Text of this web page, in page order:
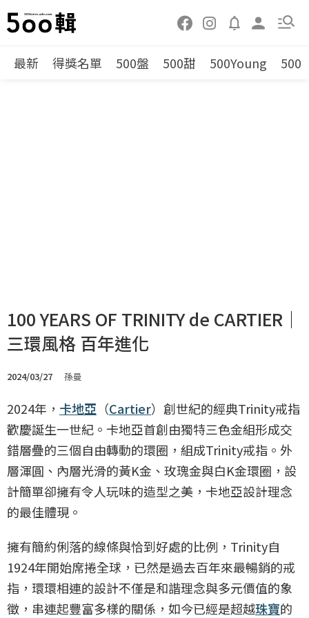
最新 得獎名單 500盤 500甜 500Young 500
100 YEARS OF TRINITY de CARTIER｜
三環風格 百年進化
2024/03/27 孫曼
2024年， 卡地亞 （Cartier）創世紀的經典Trinity戒指
歡慶誕生一世紀。卡地亞首創由獨特三色金組形成交
錯層疊的三個自由轉動的環圈，組成Trinity戒指。外
層渾圓、內層光滑的黃K金、玫瑰金與白K金環圈，設
計簡單卻擁有令人玩味的造型之美，卡地亞設計理念
的最佳體現。
擁有簡約俐落的線條與恰到好處的比例，Trinity自
1924年開始席捲全球，已然是過去百年來最暢銷的戒
指，環環相連的設計不僅是和諧理念與多元價值的象
徵，串連起豐富多樣的關係，如今已經是超越珠寶的